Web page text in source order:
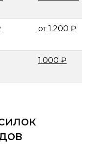
от 1.200 ₽
1.000 ₽